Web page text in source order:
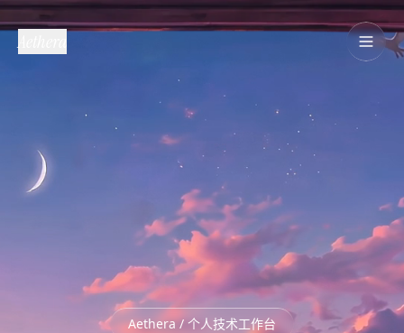
Aethera / 个人技术工作台